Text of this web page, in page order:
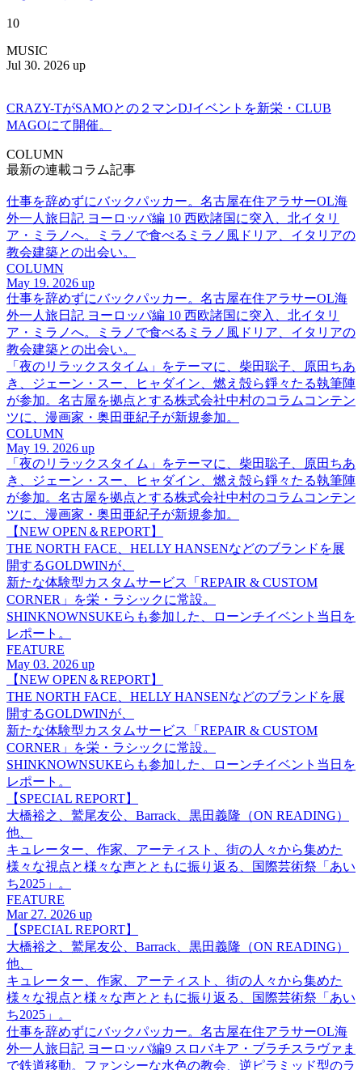
10
MUSIC
Jul 30. 2026 up
CRAZY-TがSAMOとの２マンDJイベントを新栄・CLUB
MAGOにて開催。
COLUMN
最新の連載コラム記事
仕事を辞めずにバックパッカー。名古屋在住アラサーOL海
外一人旅日記 ヨーロッパ編 10 西欧諸国に突入、北イタリ
ア・ミラノへ。ミラノで食べるミラノ風ドリア、イタリアの
教会建築との出会い。
COLUMN
May 19. 2026 up
仕事を辞めずにバックパッカー。名古屋在住アラサーOL海
外一人旅日記 ヨーロッパ編 10 西欧諸国に突入、北イタリ
ア・ミラノへ。ミラノで食べるミラノ風ドリア、イタリアの
教会建築との出会い。
「夜のリラックスタイム」をテーマに、柴田聡子、原田ちあ
き、ジェーン・スー、ヒャダイン、燃え殻ら錚々たる執筆陣
が参加。名古屋を拠点とする株式会社中村のコラムコンテン
ツに、漫画家・奥田亜紀子が新規参加。
COLUMN
May 19. 2026 up
「夜のリラックスタイム」をテーマに、柴田聡子、原田ちあ
き、ジェーン・スー、ヒャダイン、燃え殻ら錚々たる執筆陣
が参加。名古屋を拠点とする株式会社中村のコラムコンテン
ツに、漫画家・奥田亜紀子が新規参加。
【NEW OPEN＆REPORT】
THE NORTH FACE、HELLY HANSENなどのブランドを展
開するGOLDWINが、
新たな体験型カスタムサービス「REPAIR & CUSTOM
CORNER」を栄・ラシックに常設。
SHINKNOWNSUKEらも参加した、ローンチイベント当日を
レポート。
FEATURE
May 03. 2026 up
【NEW OPEN＆REPORT】
THE NORTH FACE、HELLY HANSENなどのブランドを展
開するGOLDWINが、
新たな体験型カスタムサービス「REPAIR & CUSTOM
CORNER」を栄・ラシックに常設。
SHINKNOWNSUKEらも参加した、ローンチイベント当日を
レポート。
【SPECIAL REPORT】
大橋裕之、鷲尾友公、Barrack、黒田義隆（ON READING）
他、
キュレーター、作家、アーティスト、街の人々から集めた
様々な視点と様々な声とともに振り返る、国際芸術祭「あい
ち2025」。
FEATURE
Mar 27. 2026 up
【SPECIAL REPORT】
大橋裕之、鷲尾友公、Barrack、黒田義隆（ON READING）
他、
キュレーター、作家、アーティスト、街の人々から集めた
様々な視点と様々な声とともに振り返る、国際芸術祭「あい
ち2025」。
仕事を辞めずにバックパッカー。名古屋在住アラサーOL海
外一人旅日記 ヨーロッパ編9 スロバキア・ブラチスラヴァま
で鉄道移動。ファンシーな水色の教会、逆ピラミッド型のラ